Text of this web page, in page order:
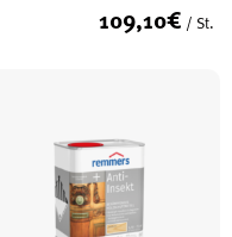
109,10€ / St.